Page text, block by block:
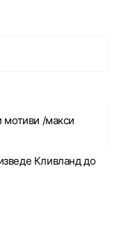
мотиви /макси
Кливланд до